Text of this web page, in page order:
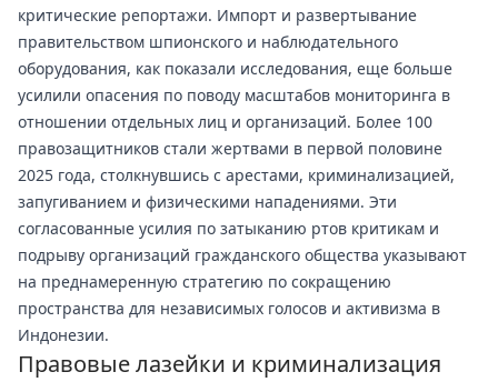
критические репортажи. Импорт и развертывание
правительством шпионского и наблюдательного
оборудования, как показали исследования, еще больше
усилили опасения по поводу масштабов мониторинга в
отношении отдельных лиц и организаций. Более 100
правозащитников стали жертвами в первой половине
2025 года, столкнувшись с арестами, криминализацией,
запугиванием и физическими нападениями. Эти
согласованные усилия по затыканию ртов критикам и
подрыву организаций гражданского общества указывают
на преднамеренную стратегию по сокращению
пространства для независимых голосов и активизма в
Индонезии.
Правовые лазейки и криминализация